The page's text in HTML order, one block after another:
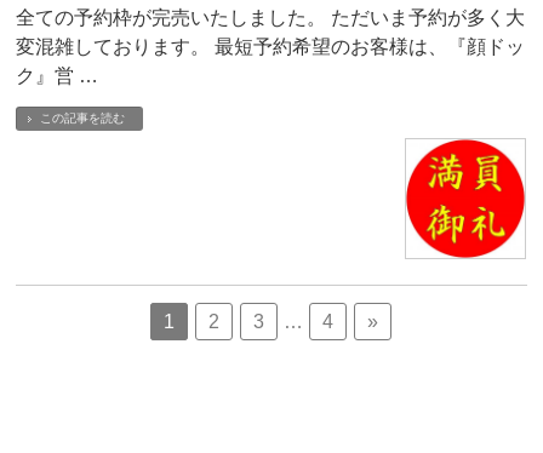
全ての予約枠が完売いたしました。 ただいま予約が多く大
変混雑しております。 最短予約希望のお客様は、『顔ドッ
ク』営 …
この記事を読む
1 2 3 … 4 »